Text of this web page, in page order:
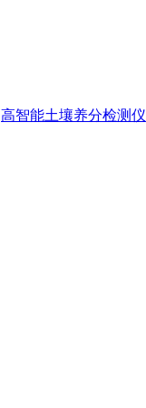
高智能土壤养分检测仪